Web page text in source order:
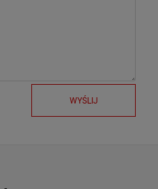
WYŚLIJ